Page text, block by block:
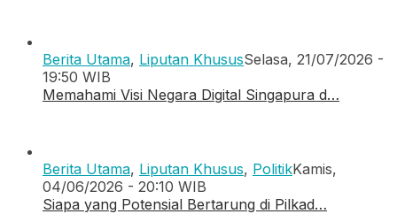
Berita Utama, Liputan KhususSelasa, 21/07/2026 -
19:50 WIB
Memahami Visi Negara Digital Singapura d…
Berita Utama, Liputan Khusus, PolitikKamis,
04/06/2026 - 20:10 WIB
Siapa yang Potensial Bertarung di Pilkad…